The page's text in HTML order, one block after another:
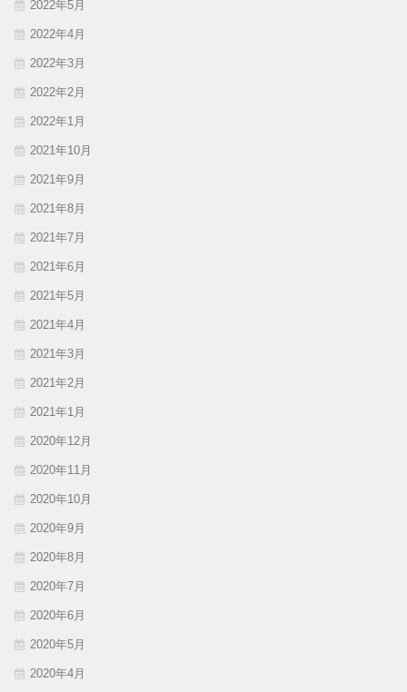
2022年5月
2022年4月
2022年3月
2022年2月
2022年1月
2021年10月
2021年9月
2021年8月
2021年7月
2021年6月
2021年5月
2021年4月
2021年3月
2021年2月
2021年1月
2020年12月
2020年11月
2020年10月
2020年9月
2020年8月
2020年7月
2020年6月
2020年5月
2020年4月